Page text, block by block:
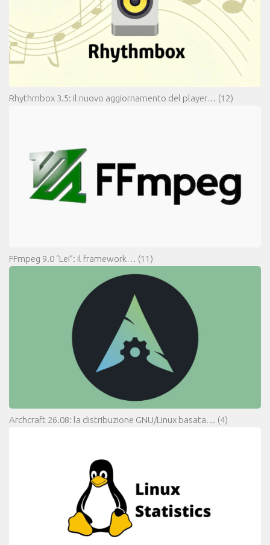
Rhythmbox 3.5: il nuovo aggiornamento del player… (12)
FFmpeg 9.0 “Lei”: il framework… (11)
Archcraft 26.08: la distribuzione GNU/Linux basata… (4)